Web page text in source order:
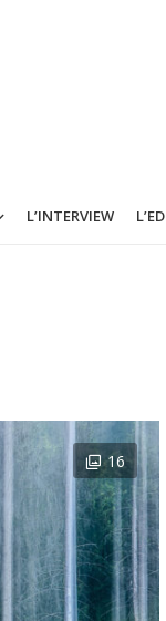
L’INTERVIEW
16